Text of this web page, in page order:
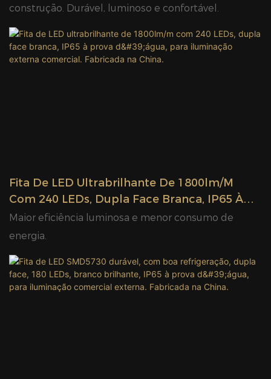
China.
construção. Durável, luminoso e confortável.
Fita De LED Ultrabrilhante De 1800lm/m
Com 240 LEDs, Dupla Face Branca, IP65 À
Prova D'água, Para Iluminação Externa
Comercial. Fabricada Na China.
Maior eficiência luminosa e menor consumo de
energia.